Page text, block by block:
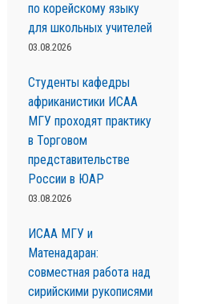
по корейскому языку
для школьных учителей
03.08.2026
Студенты кафедры
африканистики ИСАА
МГУ проходят практику
в Торговом
представительстве
России в ЮАР
03.08.2026
ИСАА МГУ и
Матенадаран:
совместная работа над
сирийскими рукописями